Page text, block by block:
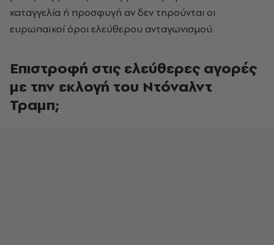
καταγγελία ή προσφυγή αν δεν τηρούνται οι
ευρωπαϊκοί όροι ελεύθερου ανταγωνισμού.
Επιστροφή στις ελεύθερες αγορές
με την εκλογή του Ντόναλντ
Τραμπ;